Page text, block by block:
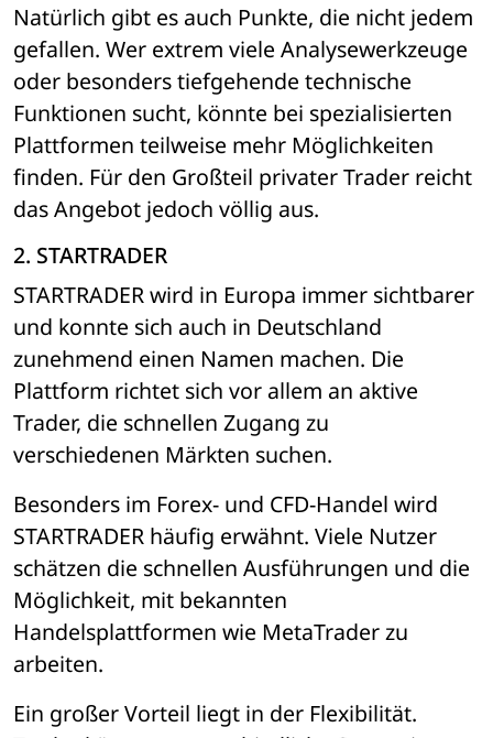
Natürlich gibt es auch Punkte, die nicht jedem
gefallen. Wer extrem viele Analysewerkzeuge
oder besonders tiefgehende technische
Funktionen sucht, könnte bei spezialisierten
Plattformen teilweise mehr Möglichkeiten
finden. Für den Großteil privater Trader reicht
das Angebot jedoch völlig aus.
2. STARTRADER
STARTRADER wird in Europa immer sichtbarer
und konnte sich auch in Deutschland
zunehmend einen Namen machen. Die
Plattform richtet sich vor allem an aktive
Trader, die schnellen Zugang zu
verschiedenen Märkten suchen.
Besonders im Forex- und CFD-Handel wird
STARTRADER häufig erwähnt. Viele Nutzer
schätzen die schnellen Ausführungen und die
Möglichkeit, mit bekannten
Handelsplattformen wie MetaTrader zu
arbeiten.
Ein großer Vorteil liegt in der Flexibilität.